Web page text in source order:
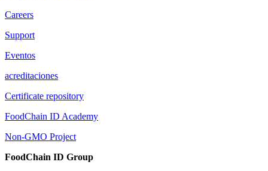
Careers
Support
Eventos
acreditaciones
Certificate repository
FoodChain ID Academy
Non-GMO Project
FoodChain ID Group